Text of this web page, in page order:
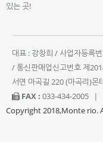
있는 곳!
대표 : 강창희 / 사업자등록
/ 통신판매업신고번호 제
서면 마곡길 220 (마곡리)몬
FAX : 033-434-2005
|
Copyright 2018,Monte rio.